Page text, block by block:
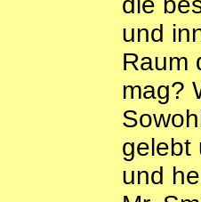
und
Raum
mag?
gelebt
und